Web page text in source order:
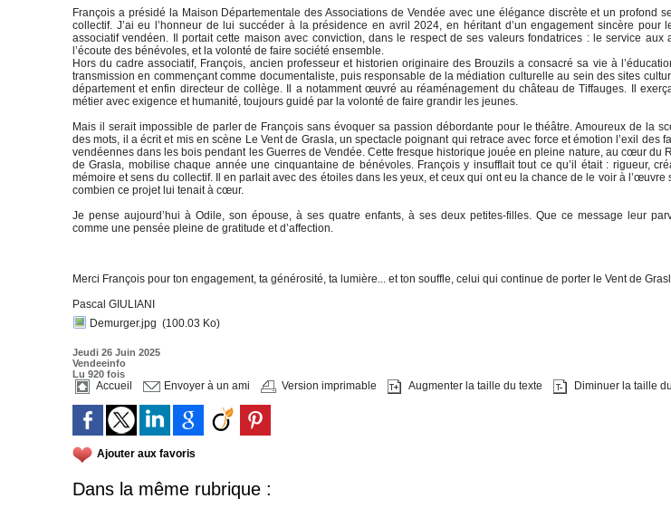
François a présidé la Maison Départementale des Associations de Vendée avec une élégance discrète et un profond
collectif. J’ai eu l’honneur de lui succéder à la présidence en avril 2024, en héritant d’un engagement sincère pour
associatif vendéen. Il portait cette maison avec conviction, dans le respect de ses valeurs fondatrices : le service aux
l’écoute des bénévoles, et la volonté de faire société ensemble.
Hors du cadre associatif, François, ancien professeur et historien originaire des Brouzils a consacré sa vie à
transmission en commençant comme documentaliste, puis responsable de la médiation culturelle au sein des sites
département et enfin directeur de collège. Il a notamment œuvré au réaménagement du château de Tiffauges. Il
métier avec exigence et humanité, toujours guidé par la volonté de faire grandir les jeunes.
Mais il serait impossible de parler de François sans évoquer sa passion débordante pour le théâtre. Amoureux de la
des mots, il a écrit et mis en scène Le Vent de Grasla, un spectacle poignant qui retrace avec force et émotion l’exil des
vendéennes dans les bois pendant les Guerres de Vendée. Cette fresque historique jouée en pleine nature, au cœur du
de Grasla, mobilise chaque année une cinquantaine de bénévoles. François y insufflait tout ce qu’il était : rigueur,
mémoire et sens du collectif. Il en parlait avec des étoiles dans les yeux, et ceux qui ont eu la chance de le voir à l’œuvre
combien ce projet lui tenait à cœur.
Je pense aujourd’hui à Odile, son épouse, à ses quatre enfants, à ses deux petites-filles. Que ce message leur
comme une pensée pleine de gratitude et d’affection.
Merci François pour ton engagement, ta générosité, ta lumière... et ton souffle, celui qui continue de porter le Vent de
Pascal GIULIANI
Demurger.jpg (100.03 Ko)
Jeudi 26 Juin 2025
Vendeeinfo
Lu 920 fois
Accueil Envoyer à un ami Version imprimable Augmenter la taille du texte Diminuer la taille
Ajouter aux favoris
Dans la même rubrique :